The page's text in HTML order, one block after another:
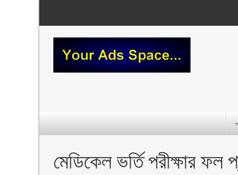
মেডিকেল ভর্তি পরীক্ষার